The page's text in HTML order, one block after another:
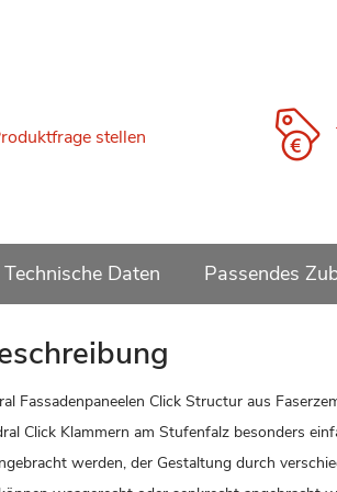
stellen
Technische Daten Passendes
Fassadenpaneelen Click Structur aus
Click Klammern am Stufenfalz besonders
werden, der Gestaltung durch